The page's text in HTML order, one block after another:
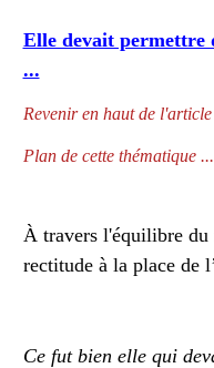
Elle devait permettre
...
Revenir en haut de l'article
Plan de cette thématique ...
À travers l'équilibre du
rectitude à la place de
Ce fut bien elle qui